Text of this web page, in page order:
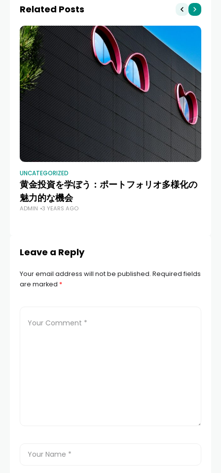
Related Posts
UNCATEGORIZED
黄金投資を学ぼう：ポートフォリオ多様化の
魅力的な機会
ADMIN 3 YEARS AGO
Leave a Reply
Your email address will not be published. Required fields
are marked *